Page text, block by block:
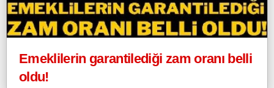
Emeklilerin garantilediği zam oranı belli
oldu!